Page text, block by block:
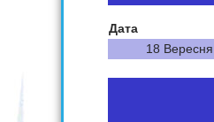
Дата
18